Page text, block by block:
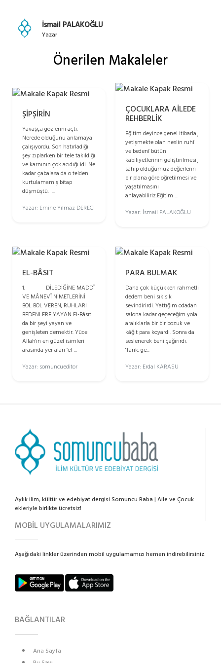
İsmail PALAKOĞLU
Yazar
Önerilen Makaleler
ŞİPŞİRİN
Yavaşça gözlerini açtı.
Nerede olduğunu anlamaya
çalışıyordu. Son hatırladığı
şey zıplarken bir tele takıldığı
ve karnının çok acıdığı idi. Ne
kadar çabalasa da o telden
kurtulamamış bitap
düşmüştü. ...
Yazar: Emine Yılmaz DERECİ
ÇOCUKLARA AİLEDE
REHBERLİK
Eğitim deyince genel itibarla¸
yetişmekte olan neslin ruhî
ve bedenî bütün
kabiliyetlerinin geliştirilmesi¸
sahip olduğumuz değerlerin
bir plana göre öğretilmesi ve
yaşatılmasını
anlayabiliriz.Eğitim ...
Yazar: İsmail PALAKOĞLU
EL-BÂSIT
1. DİLEDİĞİNE MADDÎ
VE MÂNEVÎ NİMETLERİNİ
BOL BOL VEREN, RUHLARI
BEDENLERE YAYAN El-Bâsıt
da bir şeyi yayan ve
genişleten demektir. Yüce
Allah'ın en güzel isimleri
arasında yer alan ‘el-...
Yazar: somuncueditor
PARA BULMAK
Daha çok küçükken rahmetli
dedem beni sık sık
sevindirirdi. Yattığım odadan
salona kadar geçeceğim yola
aralıklarla bir bir bozuk ve
kâğıt para koyardı. Sonra da
seslenerek beni çağırırdı.
"Tarık, ge...
Yazar: Erdal KARASU
Aylık ilim, kültür ve edebiyat dergisi Somuncu Baba | Aile ve Çocuk
ekleriyle birlikte ücretsiz!
MOBİL UYGULAMALARIMIZ
Aşağıdaki linkler üzerinden mobil uygulamamızı hemen indirebilirsiniz.
BAĞLANTILAR
Ana Sayfa